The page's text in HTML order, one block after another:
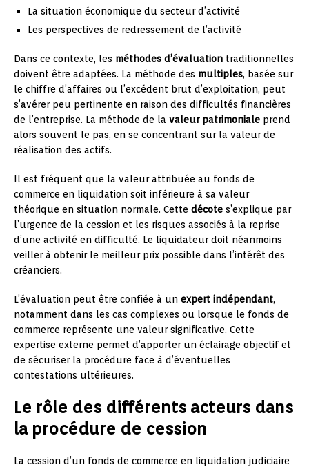
La situation économique du secteur d’activité
Les perspectives de redressement de l’activité
Dans ce contexte, les méthodes d’évaluation traditionnelles
doivent être adaptées. La méthode des multiples, basée sur
le chiffre d’affaires ou l’excédent brut d’exploitation, peut
s’avérer peu pertinente en raison des difficultés financières
de l’entreprise. La méthode de la valeur patrimoniale prend
alors souvent le pas, en se concentrant sur la valeur de
réalisation des actifs.
Il est fréquent que la valeur attribuée au fonds de
commerce en liquidation soit inférieure à sa valeur
théorique en situation normale. Cette décote s’explique par
l’urgence de la cession et les risques associés à la reprise
d’une activité en difficulté. Le liquidateur doit néanmoins
veiller à obtenir le meilleur prix possible dans l’intérêt des
créanciers.
L’évaluation peut être confiée à un expert indépendant,
notamment dans les cas complexes ou lorsque le fonds de
commerce représente une valeur significative. Cette
expertise externe permet d’apporter un éclairage objectif et
de sécuriser la procédure face à d’éventuelles
contestations ultérieures.
Le rôle des différents acteurs dans
la procédure de cession
La cession d’un fonds de commerce en liquidation judiciaire